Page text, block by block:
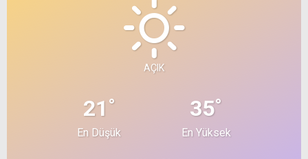
AÇIK
21°
En Düşük
35°
En Yüksek